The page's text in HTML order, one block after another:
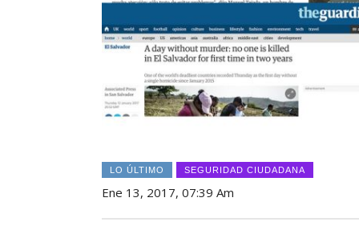
LO ÚLTIMO SEGURIDAD CIUDADANA
Ene 13, 2017, 07:39 Am